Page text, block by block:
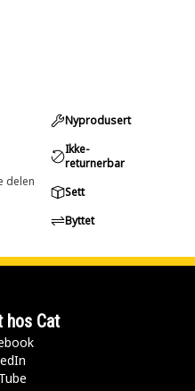
delen
Nyprodusert
Ikke-
returnerbar
Sett
Byttet
hos Cat